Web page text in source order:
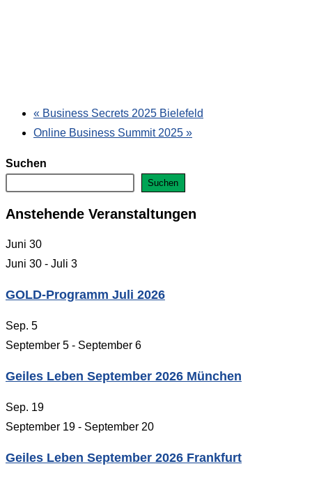
« Business Secrets 2025 Bielefeld
Online Business Summit 2025 »
Suchen
Suchen
Anstehende Veranstaltungen
Juni 30
Juni 30 - Juli 3
GOLD-Programm Juli 2026
Sep. 5
September 5 - September 6
Geiles Leben September 2026 München
Sep. 19
September 19 - September 20
Geiles Leben September 2026 Frankfurt